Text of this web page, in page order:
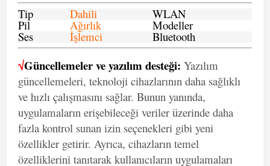
Tip
Dahili WLAN
Pil Ağırlık Modeller
Ses İşlemci Bluetooth
√Güncellemeler ve yazılım desteği: Yazılım
güncellemeleri, teknoloji cihazlarının daha sağlıklı
ve hızlı çalışmasını sağlar. Bunun yanında,
uygulamaların erişebileceği veriler üzerinde daha
fazla kontrol sunan izin seçenekleri gibi yeni
özellikler getirir. Ayrıca, cihazların temel
özelliklerini tanıtarak kullanıcıların uygulamaları